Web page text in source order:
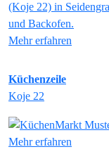
Mehr erfahren
Küchenzeile
Koje 22
Mehr erfahren